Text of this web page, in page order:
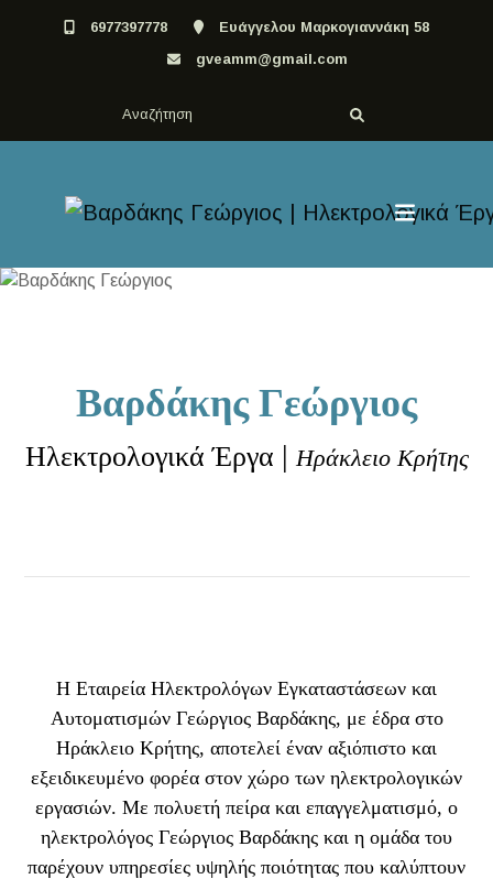
6977397778
Ευάγγελου Μαρκογιαννάκη 58
gveamm@gmail.com
Βαρδάκης Γεώργιος
Ηλεκτρολογικά Έργα | Ηράκλειο Κρήτης
Η Εταιρεία Ηλεκτρολόγων Εγκαταστάσεων και
Αυτοματισμών Γεώργιος Βαρδάκης, με έδρα στο
Ηράκλειο Κρήτης, αποτελεί έναν αξιόπιστο και
εξειδικευμένο φορέα στον χώρο των ηλεκτρολογικών
εργασιών. Με πολυετή πείρα και επαγγελματισμό, ο
ηλεκτρολόγος Γεώργιος Βαρδάκης και η ομάδα του
παρέχουν υπηρεσίες υψηλής ποιότητας που καλύπτουν